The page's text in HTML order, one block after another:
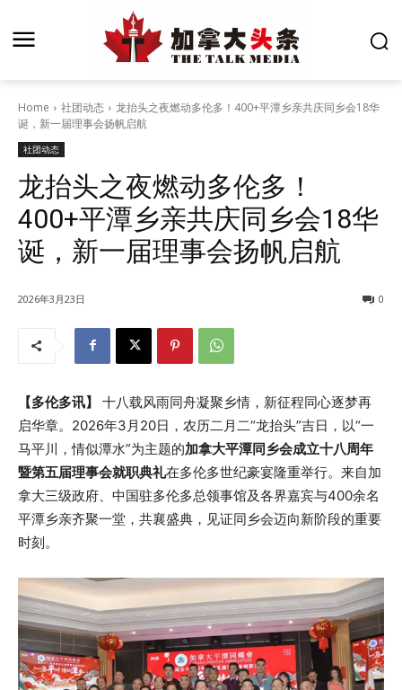
Home 社团动态
龙抬头之夜燃动多伦多！400+平潭乡亲共庆同乡会18华
诞，新一届理事会扬帆启航
社团动态
龙抬头之夜燃动多伦多！
400+平潭乡亲共庆同乡会18华
诞，新一届理事会扬帆启航
2026年3月23日 0
【多伦多讯】
十八载风雨同舟凝聚乡情，新征程同心逐梦再
启华章。2026年3月20日，农历二月二“龙抬头”吉日，以“一
马平川，情似潭水”为主题的加拿大平潭同乡会成立十八周年
暨第五届理事会就职典礼在多伦多世纪豪宴隆重举行。来自加
拿大三级政府、中国驻多伦多总领事馆及各界嘉宾与400余名
平潭乡亲齐聚一堂，共襄盛典，见证同乡会迈向新阶段的重要
时刻。